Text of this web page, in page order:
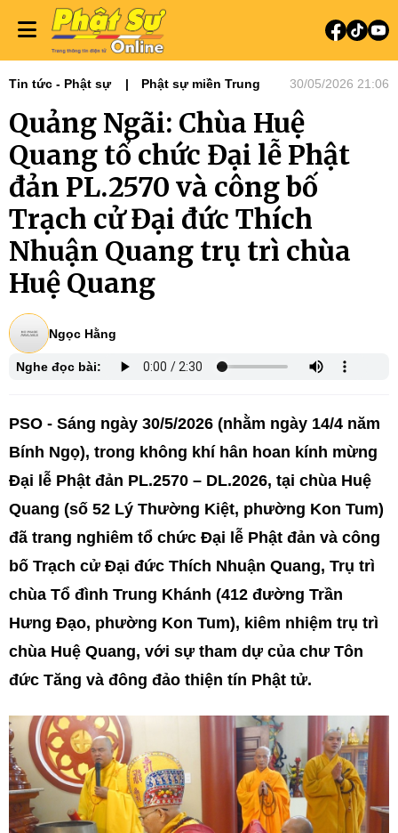
Tin tức - Phật sự Phật sự miền Trung 30/05/2026 21:06
Quảng Ngãi: Chùa Huệ
Quang tổ chức Đại lễ Phật
đản PL.2570 và công bố
Trạch cử Đại đức Thích
Nhuận Quang trụ trì chùa
Huệ Quang
Ngọc Hằng
Nghe đọc bài:
PSO - Sáng ngày 30/5/2026 (nhằm ngày 14/4 năm
Bính Ngọ), trong không khí hân hoan kính mừng
Đại lễ Phật đản PL.2570 – DL.2026, tại chùa Huệ
Quang (số 52 Lý Thường Kiệt, phường Kon Tum)
đã trang nghiêm tổ chức Đại lễ Phật đản và công
bố Trạch cử Đại đức Thích Nhuận Quang, Trụ trì
chùa Tổ đình Trung Khánh (412 đường Trần
Hưng Đạo, phường Kon Tum), kiêm nhiệm trụ trì
chùa Huệ Quang, với sự tham dự của chư Tôn
đức Tăng và đông đảo thiện tín Phật tử.